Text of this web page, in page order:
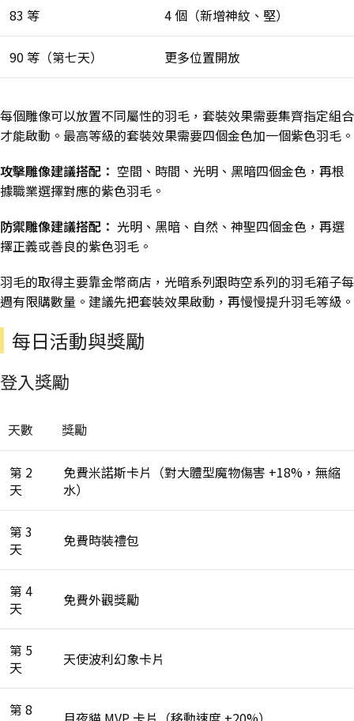
83 等 4 個（新增神紋、堅）
90 等（第七天） 更多位置開放
每個雕像可以放置不同屬性的羽毛，套裝效果需要集齊指定組合
才能啟動。最高等級的套裝效果需要四個金色加一個紫色羽毛。
攻擊雕像建議搭配： 空間、時間、光明、黑暗四個金色，再根
據職業選擇對應的紫色羽毛。
防禦雕像建議搭配： 光明、黑暗、自然、神聖四個金色，再選
擇正義或善良的紫色羽毛。
羽毛的取得主要靠金幣商店，光暗系列跟時空系列的羽毛箱子每
週有限購數量。建議先把套裝效果啟動，再慢慢提升羽毛等級。
每日活動與獎勵
登入獎勵
天數 獎勵
第 2
天
免費米諾斯卡片（對大體型魔物傷害 +18%，無縮
水）
第 3
天
免費時裝禮包
第 4
天
免費外觀獎勵
第 5
天
天使波利幻象卡片
第 8